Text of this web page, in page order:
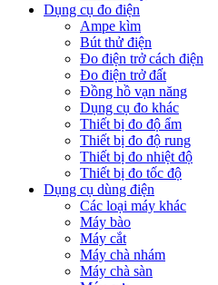
Dụng cụ đo điện
Ampe kìm
Bút thử điện
Đo điện trở cách điện
Đo điện trở đất
Đồng hồ vạn năng
Dụng cụ đo khác
Thiết bị đo độ ẩm
Thiết bị đo độ rung
Thiết bị đo nhiệt độ
Thiết bị đo tốc độ
Dụng cụ dùng điện
Các loại máy khác
Máy bào
Máy cắt
Máy chà nhám
Máy chà sàn